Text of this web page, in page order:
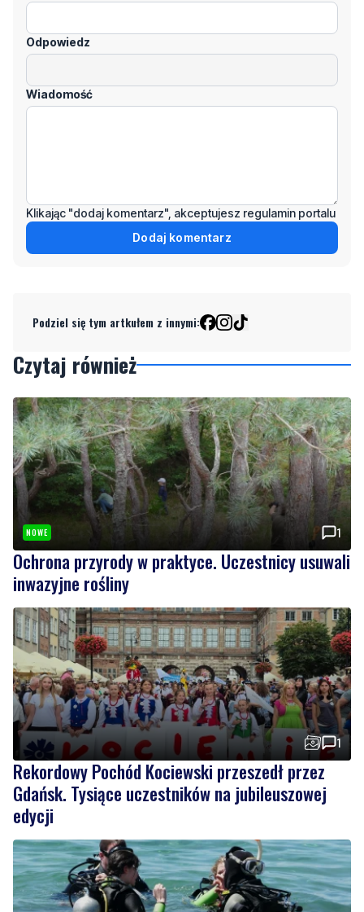
Odpowiedz
Wiadomość
Klikając "dodaj komentarz", akceptujesz regulamin portalu
Dodaj komentarz
Podziel się tym artkułem z innymi:
Czytaj również
NOWE 1
Ochrona przyrody w praktyce. Uczestnicy usuwali
inwazyjne rośliny
1
Rekordowy Pochód Kociewski przeszedł przez
Gdańsk. Tysiące uczestników na jubileuszowej
edycji